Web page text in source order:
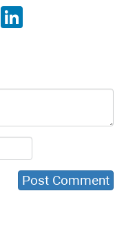
WhatsApp